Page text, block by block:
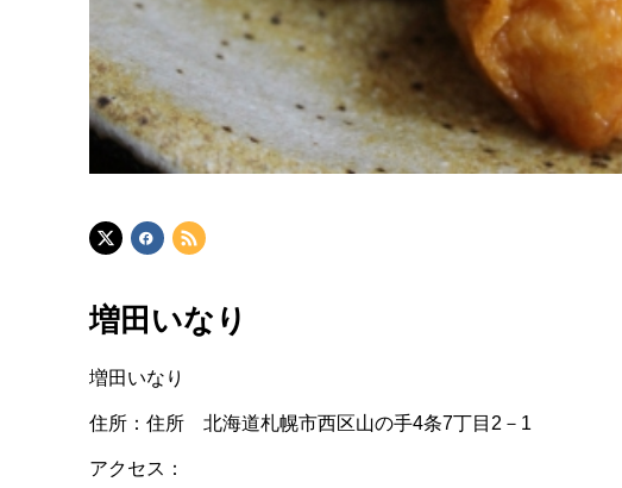
増田いなり
増田いなり
住所：住所 北海道札幌市西区山の手4条7丁目2－1
アクセス：